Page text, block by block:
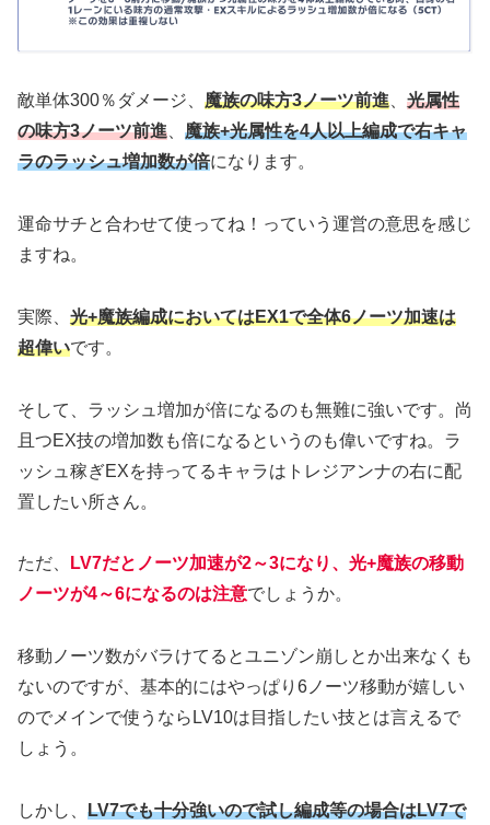
敵単体300％ダメージ、 魔族の味方3ノーツ前進
光属性
の味方3ノーツ前進
魔族+光属性を4人以上編成で右キャ
ラのラッシュ増加数が倍になります。
運命サチと合わせて使ってね！っていう運営の意思を感じ
ますね。
実際、 光+魔族編成においてはEX1で全体6ノーツ加速は
超偉いです。
そして、ラッシュ増加が倍になるのも無難に強いです。尚
且つEX技の増加数も倍になるというのも偉いですね。ラ
ッシュ稼ぎEXを持ってるキャラはトレジアンナの右に配
置したい所さん。
ただ、
LV7だとノーツ加速が2～3になり、光+魔族の移動
ノーツが4～6になるのは注意でしょうか。
移動ノーツ数がバラけてるとユニゾン崩しとか出来なくも
ないのですが、基本的にはやっぱり6ノーツ移動が嬉しい
のでメインで使うならLV10は目指したい技とは言えるで
しょう。
しかし、 LV7でも十分強いので試し編成等の場合はLV7で